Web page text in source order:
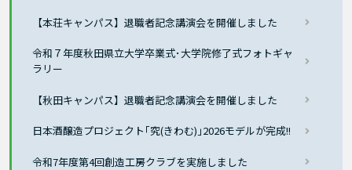
【本荘キャンパス】退職者記念講演会を開催しました
令和７年度秋田県立大学卒業式･大学院修了式フォトギャ
ラリー
【秋田キャンパス】退職者記念講演会を開催しました
日本酒醸造プロジェクト｢究(きわむ)｣2026モデルが完成!!
令和7年度第4回創造工房クラブを実施しました